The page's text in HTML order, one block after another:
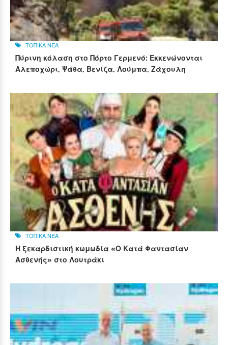
ΤΟΠΙΚΑ ΝΕΑ
Πύρινη κόλαση στο Πόρτο Γερμενό: Εκκενώνονται
Αλεποχώρι, Ψάθα, Βενίζα, Λούμπα, Ζάχουλη
ΤΟΠΙΚΑ ΝΕΑ
Η ξεκαρδιστική κωμωδία «Ο Κατά Φαντασίαν
Ασθενής» στο Λουτράκι